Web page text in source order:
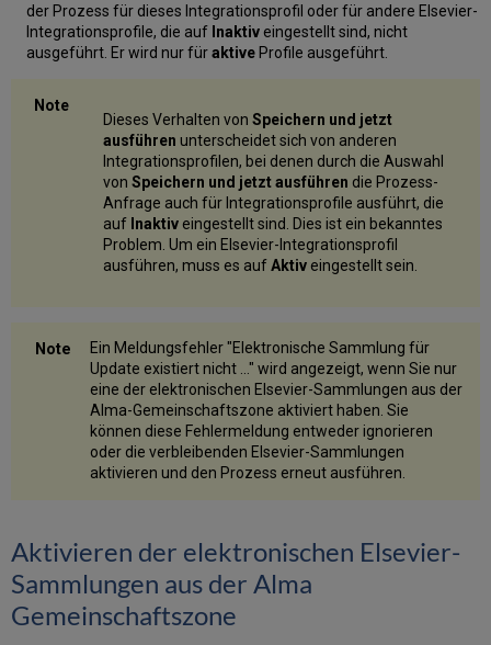
der Prozess für dieses Integrationsprofil oder für andere Elsevier-
Integrationsprofile, die auf Inaktiv eingestellt sind, nicht
ausgeführt. Er wird nur füraktive Profile ausgeführt.
Dieses Verhalten vonSpeichern und jetzt
ausführen unterscheidet sich von anderen
Integrationsprofilen, bei denen durch die Auswahl
vonSpeichern und jetzt ausführen die Prozess-
Anfrage auch für Integrationsprofile ausführt, die
auf Inaktiv eingestellt sind. Dies ist ein bekanntes
Problem. Um ein Elsevier-Integrationsprofil
ausführen, muss es aufAktiv eingestellt sein.
Ein Meldungsfehler "Elektronische Sammlung für
Update existiert nicht ..." wird angezeigt, wenn Sie nur
eine der elektronischen Elsevier-Sammlungen aus der
Alma-Gemeinschaftszone aktiviert haben. Sie
können diese Fehlermeldung entweder ignorieren
oder die verbleibenden Elsevier-Sammlungen
aktivieren und den Prozess erneut ausführen.
Aktivieren der elektronischen Elsevier-
Sammlungen aus der Alma
Gemeinschaftszone